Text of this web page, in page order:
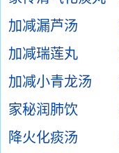
加减漏芦汤
加减瑞莲丸
加减小青龙汤
家秘润肺饮
降火化痰汤